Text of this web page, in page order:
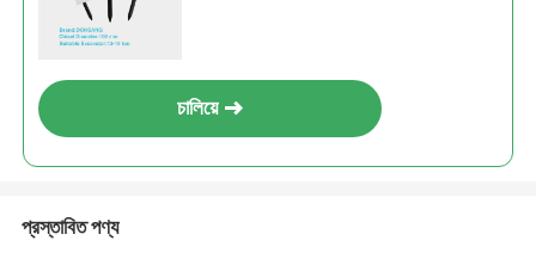
চালিয়ে
প্রস্তাবিত পণ্য